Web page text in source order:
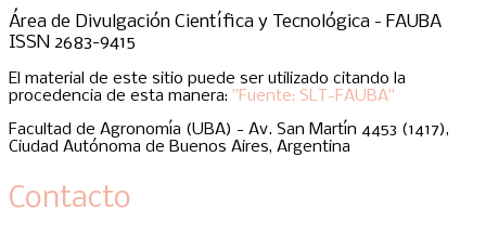
Área de Divulgación Científica y Tecnológica - FAUBA
ISSN 2683-9415
El material de este sitio puede ser utilizado citando la
procedencia de esta manera: "Fuente: SLT-FAUBA"
Facultad de Agronomía (UBA) - Av. San Martín 4453 (1417),
Ciudad Autónoma de Buenos Aires, Argentina
Contacto